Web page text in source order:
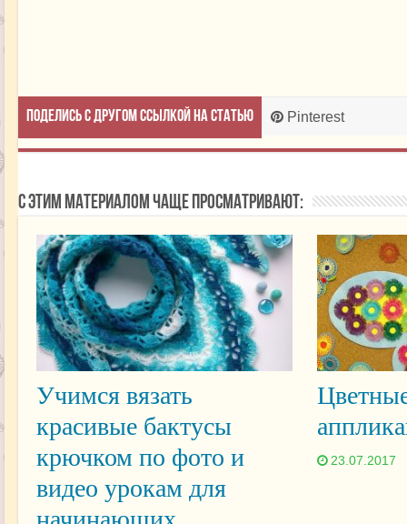
Поделись с другом ссылкой на статью Pinterest
С этим материалом чаще просматривают:
Учимся вязать
красивые бактусы
крючком по фото и
видео урокам для
23.07.2017